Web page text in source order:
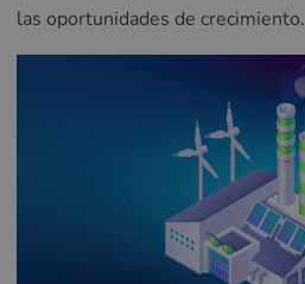
las oportunidades de crecimiento.